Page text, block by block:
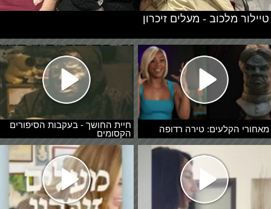
מאחורי הקלעים: טירה רדופה
חיית החושך - בעקבות הסיפורים
הקסומים
טיילור מלכוב - מעלים זיכרון